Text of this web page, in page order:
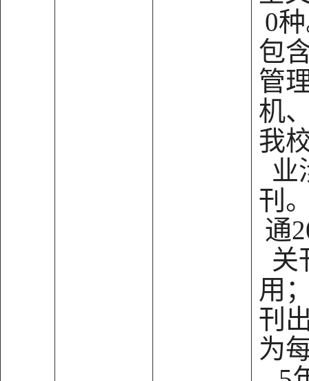
0
包
管
机
我
业
刊
通
关
用
刊
为